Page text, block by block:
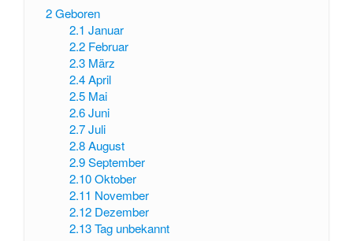
2Geboren
2.1 Januar
2.2 Februar
2.3 März
2.4 April
2.5 Mai
2.6 Juni
2.7 Juli
2.8 August
2.9 September
2.10 Oktober
2.11 November
2.12 Dezember
2.13 Tag unbekannt